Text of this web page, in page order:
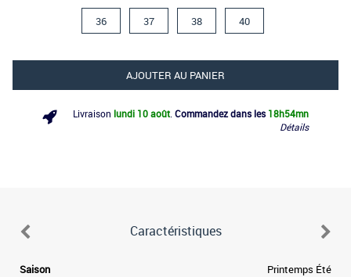
36 37 38 40
AJOUTER AU PANIER
Livraison lundi 10 août Commandez dans les 18h54mn
Détails
Caractéristiques
Saison Printemps Été